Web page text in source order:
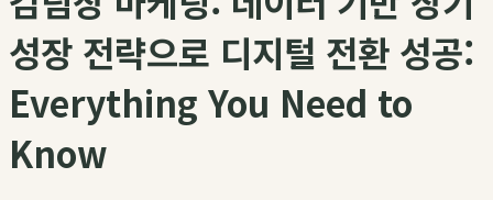
성장 전략으로 디지털 전환 성공:
Everything You Need to
Know